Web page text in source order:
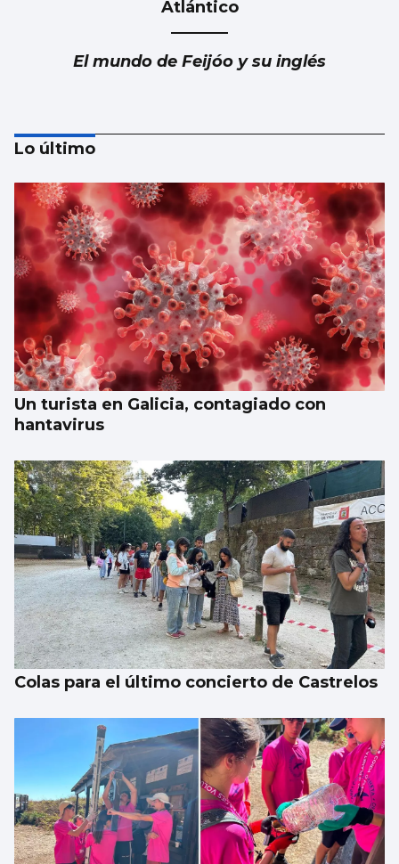
Atlántico
El mundo de Feijóo y su inglés
Atlántico
La placa caribeña
Lo último
Un turista en Galicia, contagiado con
hantavirus
Colas para el último concierto de Castrelos